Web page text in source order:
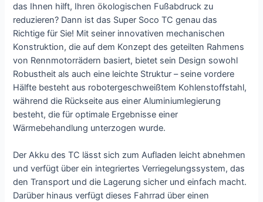
das Ihnen hilft, Ihren ökologischen Fußabdruck zu
reduzieren? Dann ist das Super Soco TC genau das
Richtige für Sie! Mit seiner innovativen mechanischen
Konstruktion, die auf dem Konzept des geteilten Rahmens
von Rennmotorrädern basiert, bietet sein Design sowohl
Robustheit als auch eine leichte Struktur – seine vordere
Hälfte besteht aus robotergeschweißtem Kohlenstoffstahl,
während die Rückseite aus einer Aluminiumlegierung
besteht, die für optimale Ergebnisse einer
Wärmebehandlung unterzogen wurde.
Der Akku des TC lässt sich zum Aufladen leicht abnehmen
und verfügt über ein integriertes Verriegelungssystem, das
den Transport und die Lagerung sicher und einfach macht.
Darüber hinaus verfügt dieses Fahrrad über einen